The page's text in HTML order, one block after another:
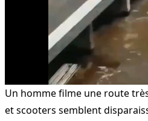
Un homme filme une route
et scooters semblent